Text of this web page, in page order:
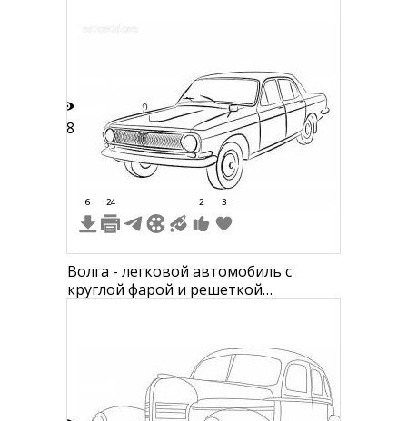
28
6 24 2 3
Волга - легковой автомобиль с
круглой фарой и решеткой